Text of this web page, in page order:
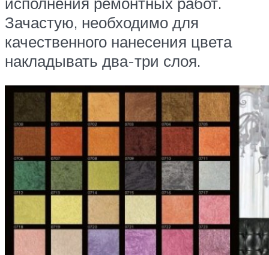
Зачастую, необходимо для
качественного нанесения цвета
накладывать два-три слоя.